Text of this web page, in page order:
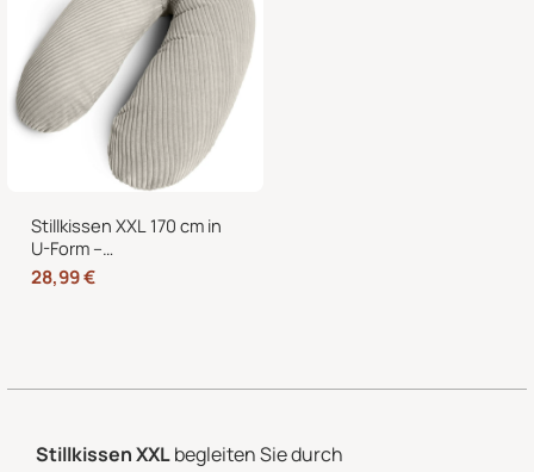
Stillkissen XXL 170 cm in
U-Form –
Schwangerschaftskissen,
Seitenschläferkissen und
28,99€
Stillkissen XXLbegleiten Sie durch